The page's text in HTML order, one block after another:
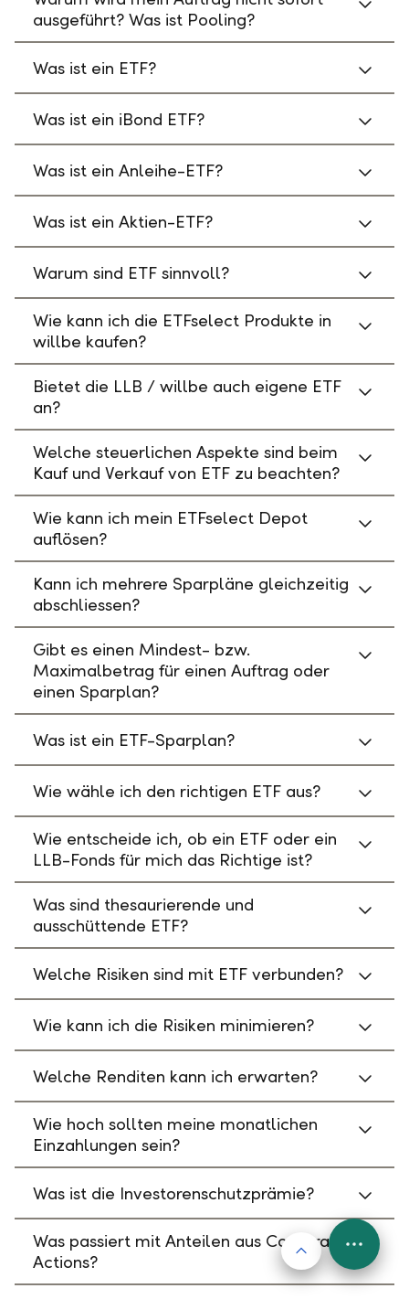
ausgeführt? Was ist Pooling?
Was ist ein ETF?
Was ist ein iBond ETF?
Was ist ein Anleihe-ETF?
Was ist ein Aktien-ETF?
Warum sind ETF sinnvoll?
Wie kann ich die ETFselect Produkte in
willbe kaufen?
Bietet die LLB / willbe auch eigene ETF
an?
Welche steuerlichen Aspekte sind beim
Kauf und Verkauf von ETF zu beachten?
Wie kann ich mein ETFselect Depot
auflösen?
Kann ich mehrere Sparpläne gleichzeitig
abschliessen?
Gibt es einen Mindest- bzw.
Maximalbetrag für einen Auftrag oder
einen Sparplan?
Was ist ein ETF-Sparplan?
Wie wähle ich den richtigen ETF aus?
Wie entscheide ich, ob ein ETF oder ein
LLB-Fonds für mich das Richtige ist?
Was sind thesaurierende und
ausschüttende ETF?
Welche Risiken sind mit ETF verbunden?
Wie kann ich die Risiken minimieren?
Welche Renditen kann ich erwarten?
Wie hoch sollten meine monatlichen
Einzahlungen sein?
Was ist die Investorenschutzprämie?
Was passiert mit Anteilen aus Corporate
Actions?
Nach oben
FAB
Menu